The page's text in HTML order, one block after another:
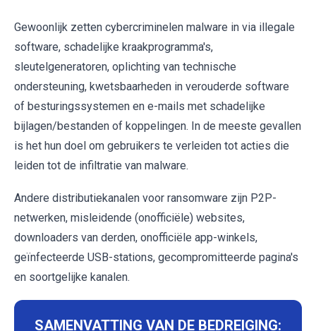
Gewoonlijk zetten cybercriminelen malware in via illegale
software, schadelijke kraakprogramma's,
sleutelgeneratoren, oplichting van technische
ondersteuning, kwetsbaarheden in verouderde software
of besturingssystemen en e-mails met schadelijke
bijlagen/bestanden of koppelingen. In de meeste gevallen
is het hun doel om gebruikers te verleiden tot acties die
leiden tot de infiltratie van malware.
Andere distributiekanalen voor ransomware zijn P2P-
netwerken, misleidende (onofficiële) websites,
downloaders van derden, onofficiële app-winkels,
geïnfecteerde USB-stations, gecompromitteerde pagina's
en soortgelijke kanalen.
SAMENVATTING VAN DE BEDREIGING: